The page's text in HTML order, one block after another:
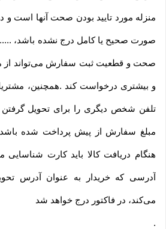
منزله مورد تایید بودن صحت آنها است و
صورت صحیح یا کامل درج نشده باشد،
صحت و قطعیت ثبت سفارش می‌تواند از
و بیشتری درخواست کند .همچنین،
تلفن شخص دیگری را برای تحویل گرفتن
مبلغ سفارش از پیش پرداخت شده
هنگام دریافت کالا باید کارت شناسایی
آدرسی که خریدار به عنوان آدرس
می‌کند، در فاکتور درج خواهد شد
.